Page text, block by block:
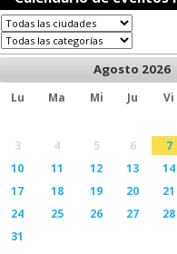
Agosto 2026
Lu Ma Mi Ju Vi
3
4 5 6 7
10
11 12 13 14
17
18 19 20 21
24
25 26 27 28
31